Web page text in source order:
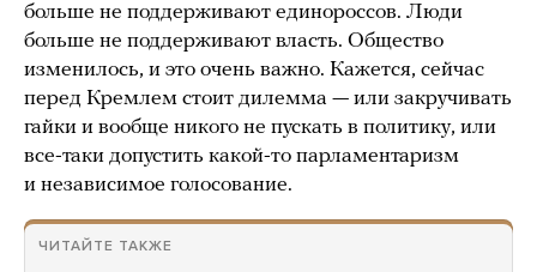
больше не поддерживают единороссов. Люди
больше не поддерживают власть. Общество
изменилось, и это очень важно. Кажется, сейчас
перед Кремлем стоит дилемма — или закручивать
гайки и вообще никого не пускать в политику, или
все-таки допустить какой-то парламентаризм
и независимое голосование.
ЧИТАЙТЕ ТАКЖЕ